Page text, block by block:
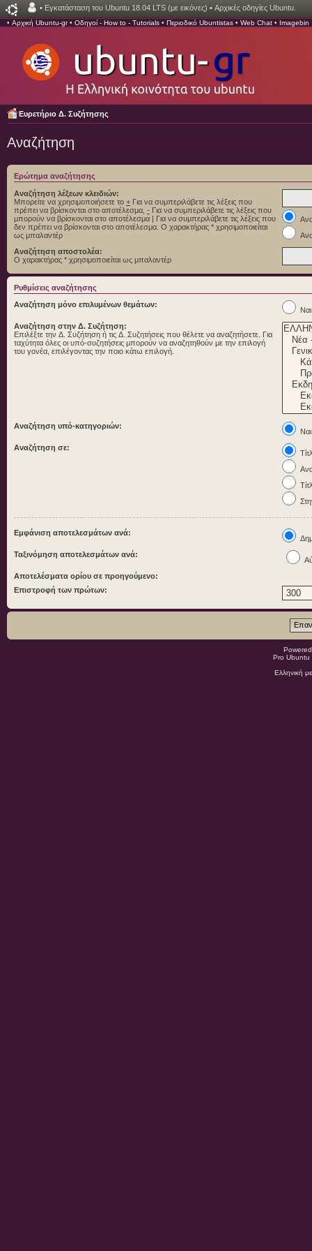
• Εγκατάσταση του Ubuntu 18.04 LTS (με εικόνες) • Αρχικές οδηγίες Ubuntu.
• Αρχική Ubuntu-gr• Οδηγοί - How to - Tutorials • Περιοδικό Ubuntistas • Web Chat • Imagebin
Ευρετήριο Δ. Συζήτησης
Αναζήτηση
Ερώτημα αναζήτησης
Αναζήτηση λέξεων κλειδιών:
Μπορείτε να χρησιμοποιήσετε το + Για να συμπεριλάβετε τις λέξεις που
πρέπει να βρίσκονται στο αποτέλεσμα, - Για να συμπεριλάβετε τις λέξεις που
μπορούν να βρίσκονται στο αποτέλεσμα | Για να συμπεριλάβετε τις λέξεις που
δεν πρέπει να βρίσκονται στο αποτέλεσμα. Ο χαρακτήρας * χρησιμοποιείται
ως μπαλαντέρ
Αναζήτηση αποστολέα:
Ο χαρακτήρας * χρησιμοποιείται ως μπαλαντέρ
Ρυθμίσεις αναζήτησης
Αναζήτηση μόνο επιλυμένων θεμάτων:
Ναι
Αναζήτηση στην Δ. Συζήτηση:
Επιλέξτε την Δ. Συζήτηση ή τις Δ. Συζητήσεις που θέλετε να αναζητήσετε. Για
ταχύτητα όλες οι υπό-συζητήσεις μπορούν να αναζητηθούν με την επιλογή
του γονέα, επιλέγοντας την ποιο κάτω επιλογή.
Αναζήτηση υπό-κατηγοριών:
Ναι
Αναζήτηση σε:
Εμφάνιση αποτελεσμάτων ανά:
Ταξινόμηση αποτελεσμάτων ανά:
Αποτελέσματα ορίου σε προηγούμενο:
Επιστροφή των πρώτων:
Pro
Ελληνική